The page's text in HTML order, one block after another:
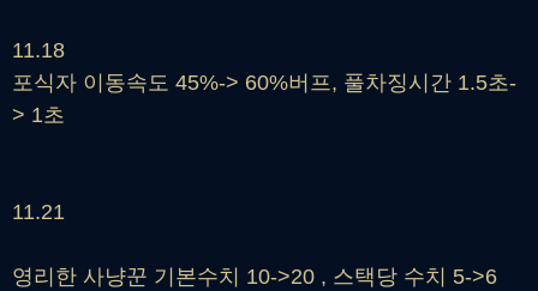
11.18
포식자 이동속도 45%-> 60%버프, 풀차징시간 1.5초-
> 1초
11.21
영리한 사냥꾼 기본수치 10->20 , 스택당 수치 5->6